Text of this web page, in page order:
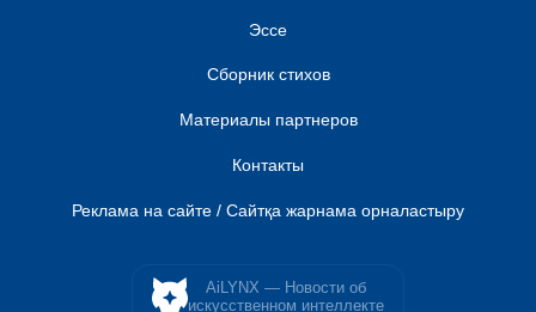
Эссе
Сборник стихов
Материалы партнеров
Контакты
Реклама на сайте / Сайтқа жарнама орналастыру
AiLYNX — Новости об
искусственном интеллекте